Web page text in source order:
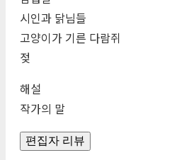
시인과 닭님들
고양이가 기른 다람쥐
젖
해설
작가의 말
편집자 리뷰